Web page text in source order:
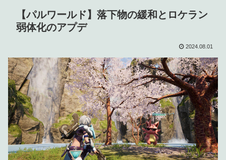
【パルワールド】落下物の緩和とロケラン
弱体化のアプデ
2024.08.01